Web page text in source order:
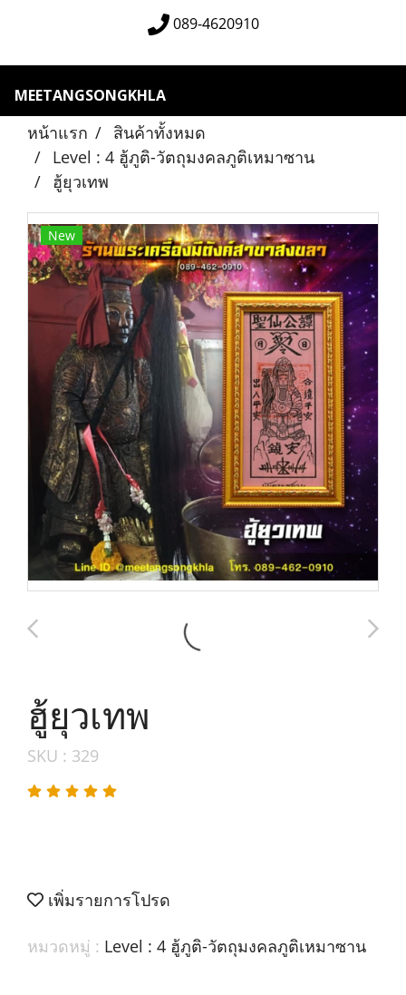
089-4620910
MEETANGSONGKHLA
หน้าแรก
สินค้าทั้งหมด
Level : 4 ฮู้ภูติ-วัตถุมงคลภูติเหมาซาน
ฮู้ยุวเทพ
New
ฮู้ยุวเทพ
SKU : 329
เพิ่มรายการโปรด
หมวดหมู่ : Level : 4 ฮู้ภูติ-วัตถุมงคลภูติเหมาซาน